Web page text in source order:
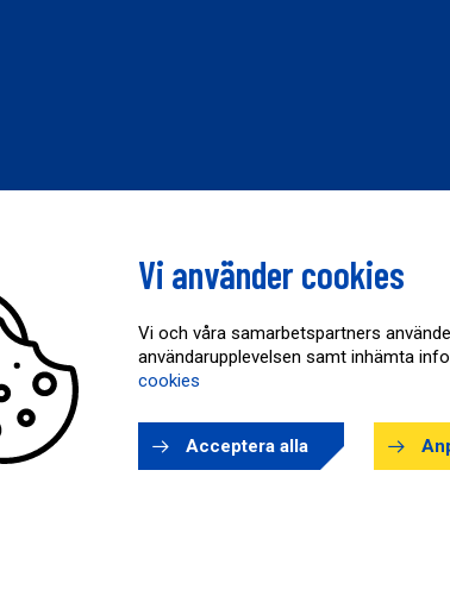
Copyright © AB Karl
Vi använder cookies
Vi och våra samarbetspartners
användarupplevelsen samt inhämta
cookies
Acceptera alla